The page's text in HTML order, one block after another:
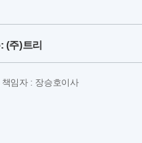
(주)트리
임자 : 장승호이사